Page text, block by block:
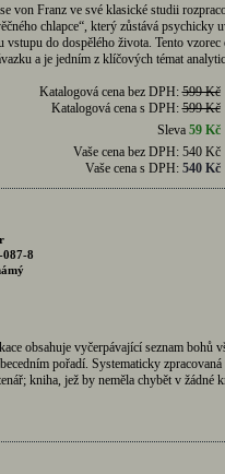
von Franz ve své klasické studii
chlapce“, který zůstává psychicky
vstupu do dospělého života. Tento
a je jedním z klíčových témat
Katalogová cena bez DPH:599 Kč
Katalogová cena s DPH:599 Kč
Sleva 59 Kč
Vaše cena bez DPH: 540 Kč
Vaše cena s DPH: 540 Kč
087-8
obsahuje vyčerpávající seznam bohů
pořadí. Systematicky
kniha, jež by neměla chybět v žádné